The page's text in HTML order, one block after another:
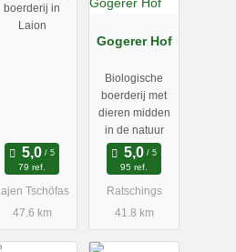
boerderij in
Laion
79 ref.
Tschöfas
47.6 km
Gogerer Hof
Biologische
boerderij met
dieren midden
in de natuur
95 ref.
Ratschings
41.8 km